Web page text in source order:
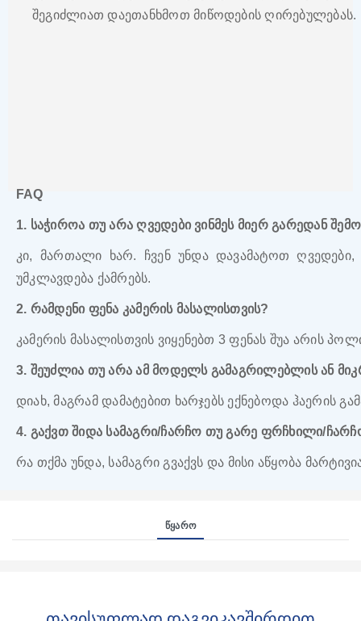
შეგიძლიათ დაეთანხმოთ მიწოდების ღირებულებას.
FAQ
1. საჭიროა თუ არა ღვედები ვინმეს მიერ გარედან
კი, მართალი ხარ. ჩვენ უნდა დავამატოთ
უმკლავდება ქამრებს.
2. რამდენი ფენა კამერის მასალისთვის?
კამერის მასალისთვის ვიყენებთ 3 ფენას შუა არის
3. შეუძლია თუ არა ამ მოდელს გამაგრილებლის ან
დიახ, მაგრამ დამატებით ხარჯებს ექნებოდა ჰაერის
4. გაქვთ შიდა სამაგრი/ჩარჩო თუ გარე ფრჩხილი/
რა თქმა უნდა, სამაგრი გვაქვს და მისი აწყობა
Წყარო